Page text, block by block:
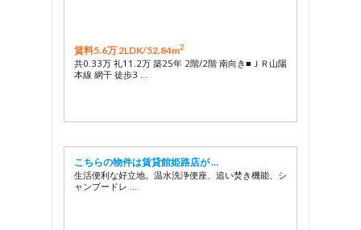
賃料5.6万 2LDK/52.84m2
共0.33万 礼11.2万 築25年 2階/2階 南向き■ＪＲ山陽
本線 網干 徒歩3 …
こちらの物件は賃貸館姫路店が …
生活便利な好立地。温水洗浄便座、追い焚き機能、シ
ャンプードレ …